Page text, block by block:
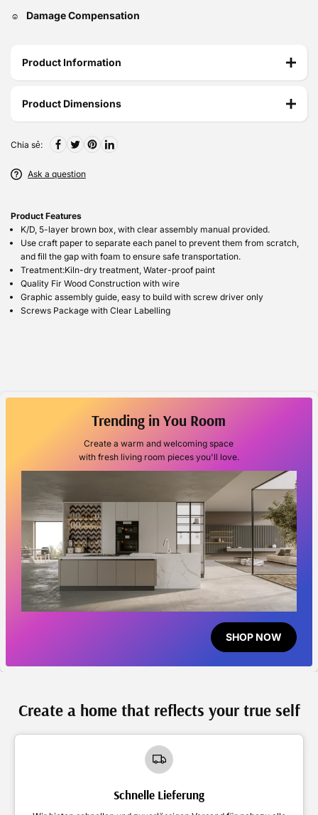
☺ Damage Compensation
Product Information
Product Dimensions
Chia sẻ:
Ask a question
Product Features
K/D, 5-layer brown box, with clear assembly manual provided.
Use craft paper to separate each panel to prevent them from scratch,
and fill the gap with foam to ensure safe transportation.
Treatment:Kiln-dry treatment, Water-proof paint
Quality Fir Wood Construction with wire
Graphic assembly guide, easy to build with screw driver only
Screws Package with Clear Labelling
Trending in You Room
Create a warm and welcoming space
with fresh living room pieces you'll love.
SHOP NOW
Create a home that reflects your true self
Schnelle Lieferung